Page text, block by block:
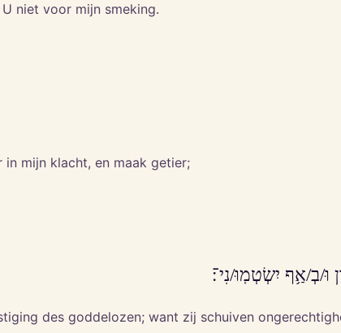
niet voor mijn smeking.
mijn klacht, en maak getier;
בְ/אַ֥ף יִשְׂטְמֽוּ/נִי־׃
des goddelozen; want zij schuiven